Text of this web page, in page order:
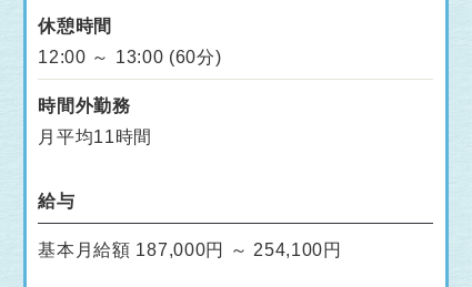
休憩時間
12:00 ～ 13:00 (60分)
時間外勤務
月平均11時間
給与
基本月給額 187,000円 ～ 254,100円